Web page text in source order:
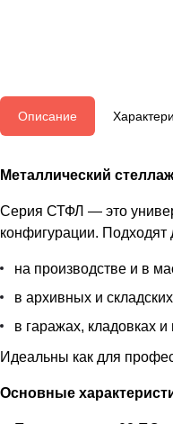
Описание
Металлический
Серия СТФЛ — это
конфигурации. Подходят
на производстве и в
в архивных и
в гаражах, кладовках и
Идеальны как для
Основные